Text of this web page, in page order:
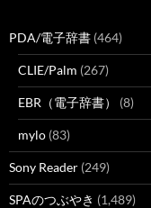
PDA/電子辞書 (464)
CLIE/Palm (267)
EBR（電子辞書） (8)
mylo (83)
Sony Reader (249)
SPAのつぶやき (1,489)